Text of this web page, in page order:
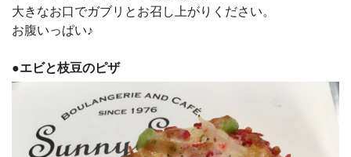
大きなお口でガブリとお召し上がりください。
お腹いっぱい♪
●エビと枝豆のピザ